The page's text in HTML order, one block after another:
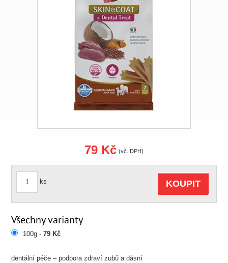
dentální péče – podpora zdraví zubů a dásní
79 Kč (vč. DPH)
ks KOUPIT
Všechny varianty
100g -79 Kč